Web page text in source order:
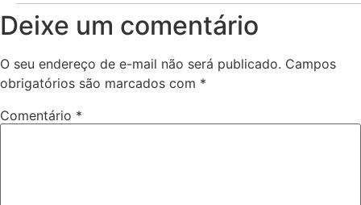
Deixe um comentário
O seu endereço de e-mail não será publicado. Campos
obrigatórios são marcados com *
Comentário *